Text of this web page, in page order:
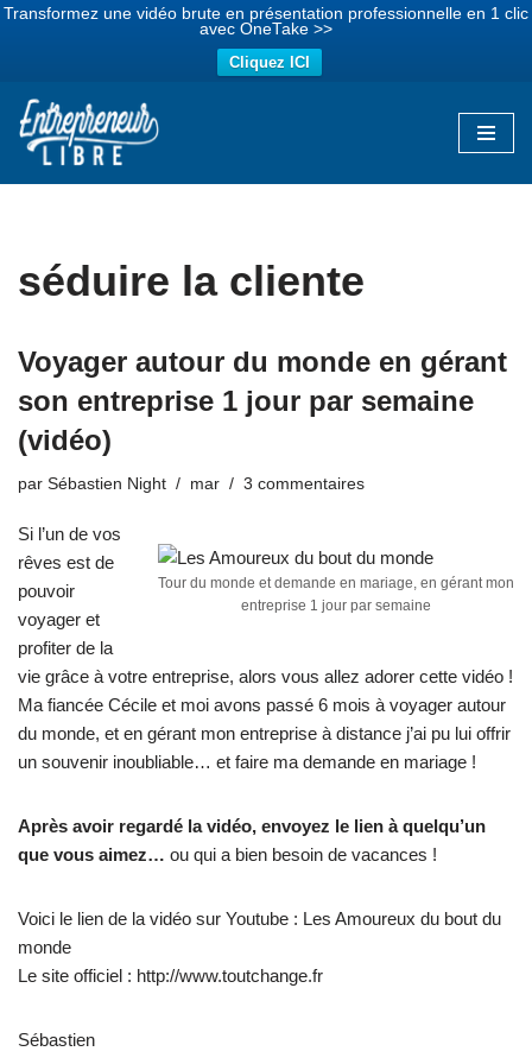
Transformez une vidéo brute en présentation professionnelle en 1 clic
avec OneTake >>
Cliquez ICI
Aller
séduire la cliente
Voyager autour du monde en gérant
son entreprise 1 jour par semaine
(vidéo)
par Sébastien Night mar 3 commentaires
Tour du monde et demande en mariage, en gérant mon
entreprise 1 jour par semaine
Si l’un de vos
rêves est de
pouvoir
voyager et
profiter de la
vie grâce à votre entreprise, alors vous allez adorer cette vidéo !
Ma fiancée Cécile et moi avons passé 6 mois à voyager autour
du monde, et en gérant mon entreprise à distance j’ai pu lui offrir
un souvenir inoubliable… et faire ma demande en mariage !
Après avoir regardé la vidéo, envoyez le lien à quelqu’un
que vous aimez… ou qui a bien besoin de vacances !
Voici le lien de la vidéo sur Youtube : Les Amoureux du bout du
monde
Le site officiel : http://www.toutchange.fr
Sébastien